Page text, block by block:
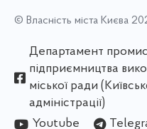
© Власність міста Києва
Департамент
підприємництва
міської ради
адміністрації)
Youtube